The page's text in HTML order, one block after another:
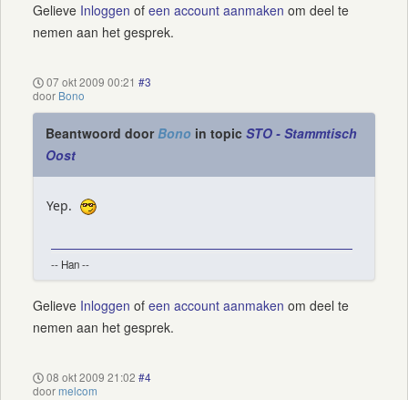
Gelieve Inloggen of een account aanmaken om deel te
nemen aan het gesprek.
07 okt 2009 00:21 #3
door Bono
Beantwoord doorBono in topic STO - Stammtisch
Oost
Yep.
-- Han --
Gelieve Inloggen of een account aanmaken om deel te
nemen aan het gesprek.
08 okt 2009 21:02 #4
doormelcom